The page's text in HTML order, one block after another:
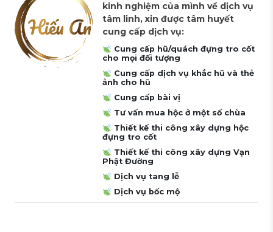
kinh nghiệm của mình về dịch vụ
tâm linh, xin được tâm huyết
cung cấp dịch vụ:
Cung cấp hũ/quách đựng tro cốt
cho mọi đối tượng
Cung cấp dịch vụ khắc hũ và thẻ
ảnh cho hũ
Cung cấp bài vị
Tư vấn mua hộc ở một số chùa
Thiết kế thi công xây dựng hộc
đựng tro cốt
Thiết kế thi công xây dựng Vạn
Phật Đường
Dịch vụ tang lễ
Dịch vụ bốc mộ